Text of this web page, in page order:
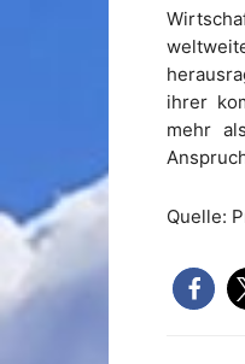
ihrer
mehr
Quelle: